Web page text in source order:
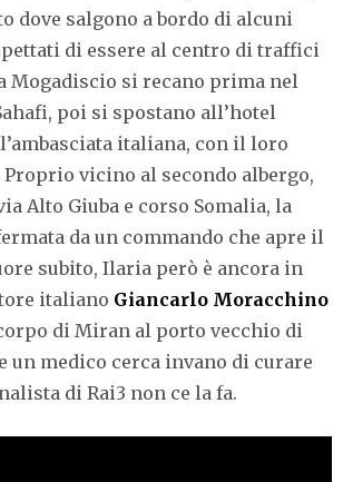
dove salgono a bordo di alcuni
di essere al centro di traffici
Mogadiscio si recano prima nel
poi si spostano all’hotel
italiana, con il loro
Proprio vicino al secondo albergo,
Alto Giuba e corso Somalia, la
da un commando che apre il
subito, Ilaria però è ancora in
italiano Giancarlo Moracchino
di Miran al porto vecchio di
un medico cerca invano di curare
di Rai3 non ce la fa.